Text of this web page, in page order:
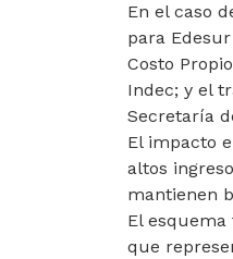
En el caso
para
Costo
Indec; y el
Secretaría
El impacto
altos
mantienen
El
que